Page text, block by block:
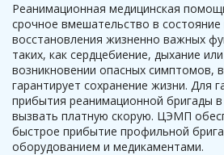
Реанимационная медицинская
срочное вмешательство в
восстановления жизненно важных
таких, как сердцебиение, дыхание
возникновении опасных симптомов,
гарантирует сохранение жизни. Для
прибытия реанимационной бригады
вызвать платную скорую. ЦЭМП
быстрое прибытие профильной
оборудованием и медикаментами.